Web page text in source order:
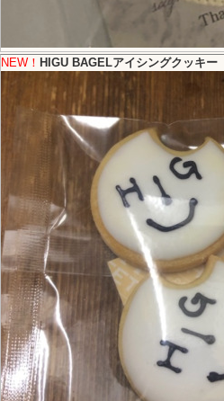
NEW！ HIGU BAGELアイシングクッキー